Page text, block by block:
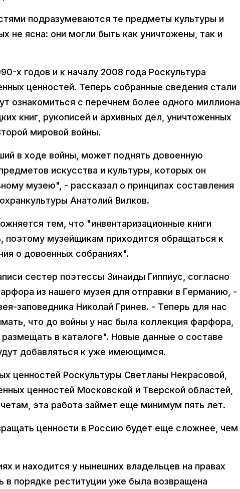
подразумеваются те предметы культуры и
не ясна: они могли быть как уничтожены, так и
х годов и к началу 2008 года Роскультура
ценностей. Теперь собранные сведения стали
ознакомиться с перечнем более одного миллиона
книг, рукописей и архивных дел, уничтоженных
мировой войны.
в ходе войны, может поднять довоенную
искусства и культуры, которых он
музею", - рассказал о принципах составления
Анатолий Вилков.
тем, что "инвентаризационные книги
музейщикам приходится обращаться к
о довоенных собраниях".
сестер поэтессы Зинаиды Гиппиус, согласно
из нашего музея для отправки в Германию, -
заповедника Николай Гринев. - Теперь для нас
что до войны у нас была коллекция фарфора,
в каталоге". Новые данные о составе
добавляться к уже имеющимся.
ценностей Роскультуры Светланы Некрасовой,
ценностей Московской и Тверской областей,
эта работа займет еще минимум пять лет.
ценности в Россию будет еще сложнее, чем
и находится у нынешних владельцев на правах
в порядке реституции уже была возвращена